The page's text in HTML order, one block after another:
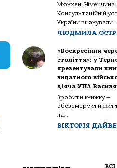
Мюнхен. Німеччина.
Консультаційній
України вшанували...
ЛЮДМИЛА
«Воскресіння
століття»: у
презентували
видатного
діяча УПА
Зробити книжку —
обезсмертити
на...
ВІКТОРІЯ